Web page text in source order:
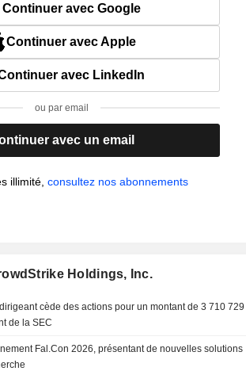
Continuer avec Google
Continuer avec Apple
avec LinkedIn
ou par email
avec un email
illimité,consultez nos abonnements
Holdings, Inc.
cède des actions pour un montant de 3 710 729
de la SEC
Fal.Con 2026, présentant de nouvelles solutions